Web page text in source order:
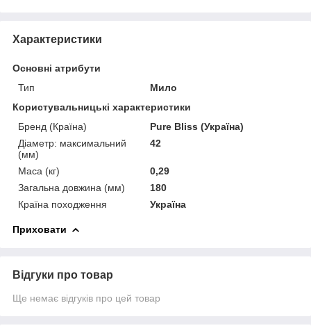
Характеристики
Основні атрибути
Тип
Мило
Користувальницькі характеристики
Бренд (Країна)
Pure Bliss (Україна)
Діаметр: максимальний
(мм)
42
Маса (кг)
0,29
Загальна довжина (мм)
180
Країна походження
Україна
Приховати
Відгуки про товар
Ще немає відгуків про цей товар